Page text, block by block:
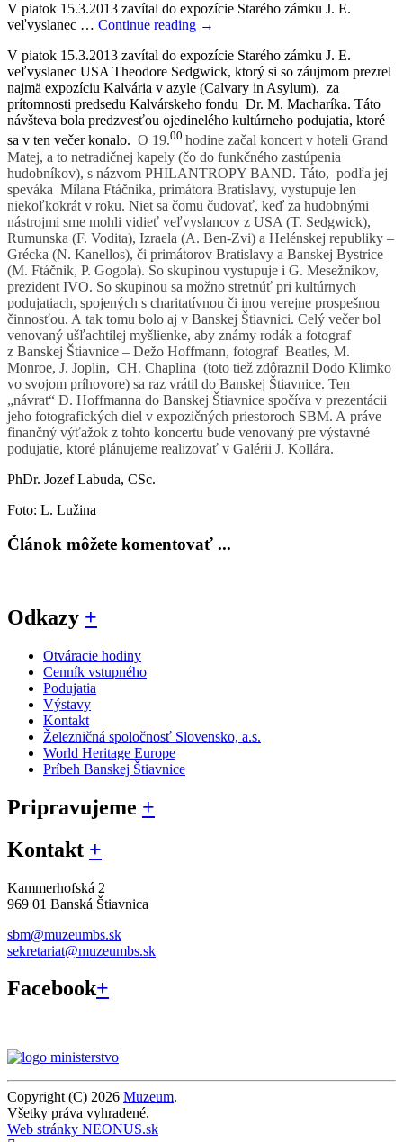
V piatok 15.3.2013 zavítal do expozície Starého zámku J. E.
veľvyslanec … Continue reading →
V piatok 15.3.2013 zavítal do expozície Starého zámku J. E.
veľvyslanec USA Theodore Sedgwick, ktorý si so záujmom prezrel
najmä expozíciu Kalvária v azyle (Calvary in Asylum), za
prítomnosti predsedu Kalvárskeho fondu Dr. M. Macharíka. Táto
návšteva bola predzvesťou ojedinelého kultúrneho podujatia, ktoré
sa v ten večer konalo. O 19.00 hodine začal koncert v hoteli Grand
Matej, a to netradičnej kapely (čo do funkčného zastúpenia
hudobníkov), s názvom PHILANTROPY BAND. Táto, podľa jej
speváka Milana Ftáčnika, primátora Bratislavy, vystupuje len
niekoľkokrát v roku. Niet sa čomu čudovať, keď za hudobnými
nástrojmi sme mohli vidieť veľvyslancov z USA (T. Sedgwick),
Rumunska (F. Vodita), Izraela (A. Ben-Zvi) a Helénskej republiky –
Grécka (N. Kanellos), či primátorov Bratislavy a Banskej Bystrice
(M. Ftáčnik, P. Gogola). So skupinou vystupuje i G. Mesežnikov,
prezident IVO. So skupinou sa možno stretnúť pri kultúrnych
podujatiach, spojených s charitatívnou či inou verejne prospešnou
činnosťou. A tak tomu bolo aj v Banskej Štiavnici. Celý večer bol
venovaný ušľachtilej myšlienke, aby známy rodák a fotograf
z Banskej Štiavnice – Dežo Hoffmann, fotograf Beatles, M.
Monroe, J. Joplin, CH. Chaplina (toto tiež zdôraznil Dodo Klimko
vo svojom príhovore) sa raz vrátil do Banskej Štiavnice. Ten
„návrat“ D. Hoffmanna do Banskej Štiavnice spočíva v prezentácii
jeho fotografických diel v expozičných priestoroch SBM. A práve
finančný výťažok z tohto koncertu bude venovaný pre výstavné
podujatie, ktoré plánujeme realizovať v Galérii J. Kollára.
PhDr. Jozef Labuda, CSc.
Foto: L. Lužina
Článok môžete komentovať ...
Odkazy +
Otváracie hodiny
Cenník vstupného
Podujatia
Výstavy
Kontakt
Železničná spoločnosť Slovensko, a.s.
World Heritage Europe
Príbeh Banskej Štiavnice
Pripravujeme +
Kontakt +
Kammerhofská 2
969 01 Banská Štiavnica
sbm@muzeumbs.sk
sekretariat@muzeumbs.sk
Facebook+
Copyright (C) 2026 Muzeum.
Všetky práva vyhradené.
Web stránky NEONUS.sk